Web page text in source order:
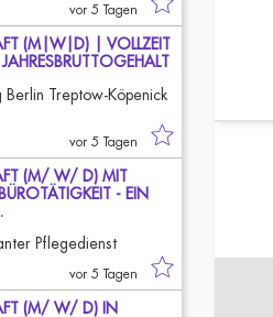
vor 5 Tagen
(M|W|D) | VOLLZEIT
Berlin Treptow-Köpenick
vor 5 Tagen
(M/ W/ D) MIT
- EIN
Pflegedienst
vor 5 Tagen
(M/ W/ D) IN